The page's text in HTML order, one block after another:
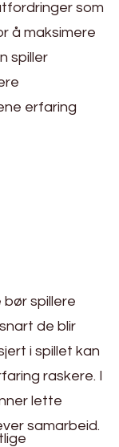
som
å maksimere
spiller
erfaring
bør spillere
de blir
i spillet kan
raskere. I
lette
samarbeid.